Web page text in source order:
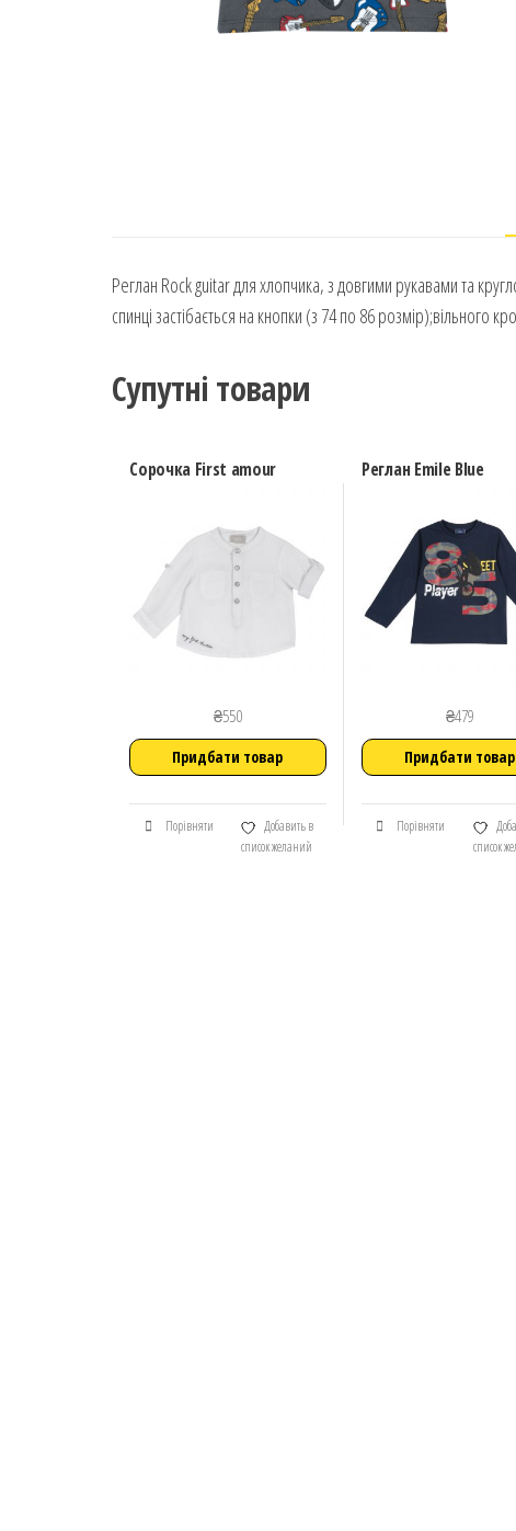
Реглан Rock guitar для хлопчика, з довгими рукавами та
спинці застібається на кнопки (з 74 по 86 розмір);вільного
Супутні товари
Сорочка First amour
₴550
Придбати товар
Порівняти
Добавить в
список желаний
Реглан Emile Blue
₴479
Придбати товар
Порівняти
список